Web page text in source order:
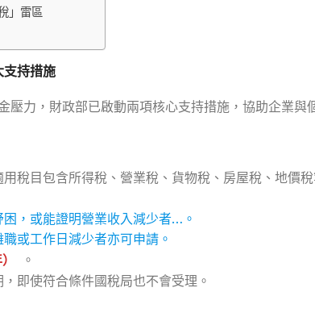
」雷區
支持措施
力，財政部已啟動兩項核心支持措施，協助企業與
稅目包含所得稅、營業稅、貨物稅、房屋稅、地價稅
，或能證明營業收入減少者…。
或工作日減少者亦可申請。
。
即使符合條件國稅局也不會受理。